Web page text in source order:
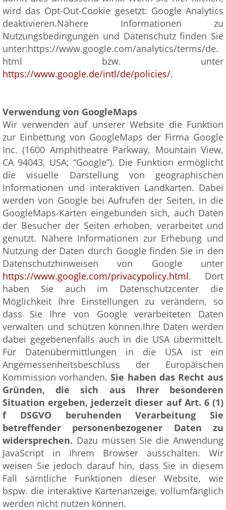
wird das Opt-Out-Cookie gesetzt: Google Analytics
deaktivieren.Nähere Informationen zu
Nutzungsbedingungen und Datenschutz finden Sie
unter:https://www.google.com/analytics/terms/de.
html bzw. unter
https://www.google.de/intl/de/policies/.
Verwendung von GoogleMaps
Wir verwenden auf unserer Website die Funktion
zur Einbettung von GoogleMaps der Firma Google
Inc. (1600 Amphitheatre Parkway, Mountain View,
CA 94043, USA; “Google”). Die Funktion ermöglicht
die visuelle Darstellung von geographischen
Informationen und interaktiven Landkarten. Dabei
werden von Google bei Aufrufen der Seiten, in die
GoogleMaps-Karten eingebunden sich, auch Daten
der Besucher der Seiten erhoben, verarbeitet und
genutzt. Nähere Informationen zur Erhebung und
Nutzung der Daten durch Google finden Sie in den
Datenschutzhinweisen von Google unter
https://www.google.com/privacypolicy.html. Dort
haben Sie auch im Datenschutzcenter die
Möglichkeit Ihre Einstellungen zu verändern, so
dass Sie Ihre von Google verarbeiteten Daten
verwalten und schützen können.Ihre Daten werden
dabei gegebenenfalls auch in die USA übermittelt.
Für Datenübermittlungen in die USA ist ein
Angemessenheitsbeschluss der Europäischen
Kommission vorhanden.Sie haben das Recht aus
Gründen, die sich aus Ihrer besonderen
Situation ergeben, jederzeit dieser auf Art. 6 (1)
f DSGVO beruhenden Verarbeitung Sie
betreffender personenbezogener Daten zu
widersprechen. Dazu müssen Sie die Anwendung
JavaScript in Ihrem Browser ausschalten. Wir
weisen Sie jedoch darauf hin, dass Sie in diesem
Fall sämtliche Funktionen dieser Website, wie
bspw. die interaktive Kartenanzeige, vollumfänglich
werden nicht nutzen können.